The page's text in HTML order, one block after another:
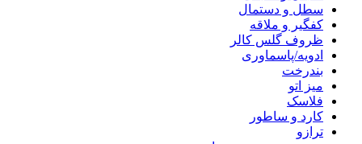
سطل و دستمال
کفگیر و ملاقه
ظروف گلس کالر
ادویه/پاسماوری
بندرخت
میز اتو
فلاسک
کارد و ساطور
ترازو